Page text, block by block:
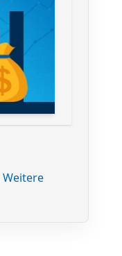
Weitere